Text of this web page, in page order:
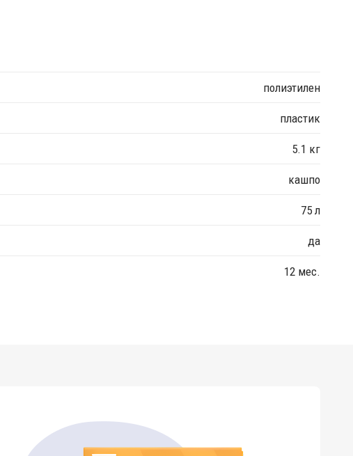
полиэтилен
пластик
5.1 кг
кашпо
75 л
да
12 мес.